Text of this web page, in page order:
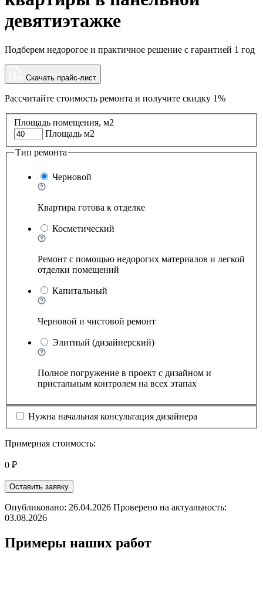
девятиэтажке
Подберем недорогое и практичное решение с гарантией 1 год
Скачать прайс-лист
Рассчитайте стоимость ремонта и получите скидку 1%
Площадь помещения, м2
Площадь м2
Тип ремонта
Черновой
Квартира готова к отделке
Косметический
Ремонт с помощью недорогих материалов и легкой
отделки помещений
Капитальный
Черновой и чистовой ремонт
Элитный (дизайнерский)
Полное погружение в проект с дизайном и
пристальным контролем на всех этапах
Нужна начальная консультация дизайнера
Примерная стоимость:
0 ₽
Оставить заявку
Опубликовано: 26.04.2026 Проверено на актуальность:
03.08.2026
Примеры наших работ